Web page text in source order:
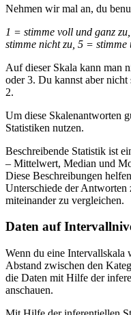
Nehmen wir mal an, du
1 = stimme voll und ganz
stimme nicht zu, 5 = stimme
Auf dieser Skala kann man
oder 3. Du kannst aber nicht
2.
Um diese Skalenantworten
Statistiken nutzen.
Beschreibende Statistik ist
– Mittelwert, Median und
Diese Beschreibungen
Unterschiede der Antworten
miteinander zu vergleichen.
Daten auf
Wenn du eine Intervallskala
Abstand zwischen den
die Daten mit Hilfe der
anschauen.